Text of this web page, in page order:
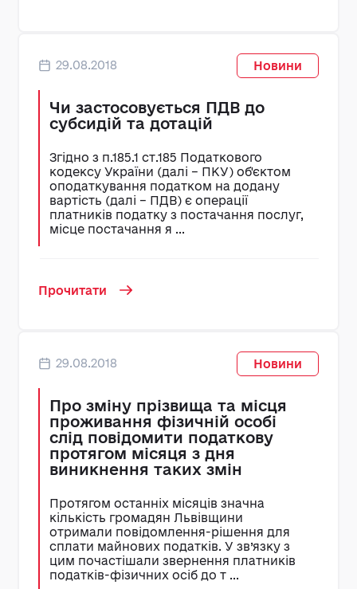
29.08.2018 Новини
Чи застосовується ПДВ до
субсидій та дотацій
Згідно з п.185.1 ст.185 Податкового
кодексу України (далі – ПКУ) об'єктом
оподаткування податком на додану
вартість (далі – ПДВ) є операції
платників податку з постачання послуг,
місце постачання я ...
Прочитати
29.08.2018 Новини
Про зміну прізвища та місця
проживання фізичній особі
слід повідомити податкову
протягом місяця з дня
виникнення таких змін
Протягом останніх місяців значна
кількість громадян Львівщини
отримали повідомлення-рішення для
сплати майнових податків. У зв’язку з
цим почастішали звернення платників
податків-фізичних осіб до т ...